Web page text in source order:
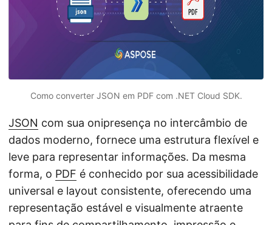
Como converter JSON em PDF com .NET Cloud SDK.
JSON com sua onipresença no intercâmbio de
dados moderno, fornece uma estrutura flexível e
leve para representar informações. Da mesma
forma, o PDF é conhecido por sua acessibilidade
universal e layout consistente, oferecendo uma
representação estável e visualmente atraente